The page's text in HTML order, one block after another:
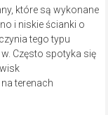
które są wykonane
i niskie ścianki o
tego typu
Często spotyka się
terenach